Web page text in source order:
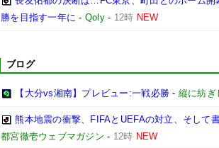
勝を目指す一年に - Qoly - 12時 NEW
ブログ
【大分vs湘南】プレビュー:一戦必勝 - 縦に紡ぎ
熊本地震の衝撃、FIFAとUEFAの対立、そして
都宮徹壱ウェブマガジン - 12時 NEW